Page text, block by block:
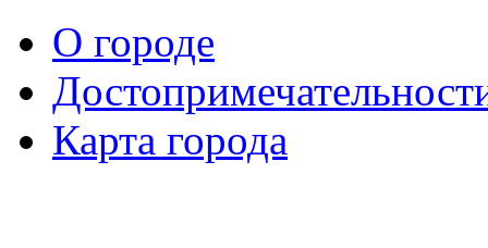
О городе
Карта города